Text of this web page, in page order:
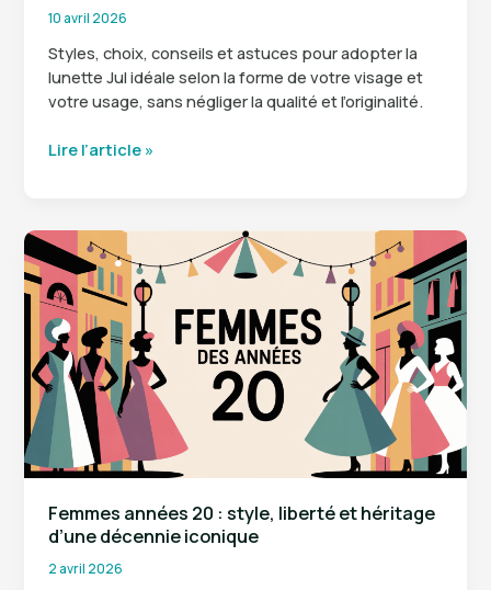
10 avril 2026
Styles, choix, conseils et astuces pour adopter la
lunette Jul idéale selon la forme de votre visage et
votre usage, sans négliger la qualité et l’originalité.
Lunette
et
guide
pour
bien
choisir
Lire l’article »
Femmes années 20 : style, liberté et héritage
d’une décennie iconique
2 avril 2026